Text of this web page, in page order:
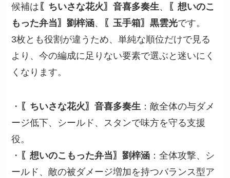
候補は 〖ちいさな花火〗音喜多奏生、
〖想いのこ
もった弁当〗劉梓涵、 〖玉手箱〗黒雲光です。
3枚とも役割が違うため、単純な順位だけで見る
より、今の編成に足りない要素で選ぶと迷いにく
くなります。
・ 〖ちいさな花火〗音喜多奏生 ：敵全体の与ダメ
ージ低下、シールド、スタンで味方を守る支援
役。
・ 〖想いのこもった弁当〗劉梓涵 ：全体攻撃、シ
ールド、敵の被ダメージ増加を持つバランス型ア